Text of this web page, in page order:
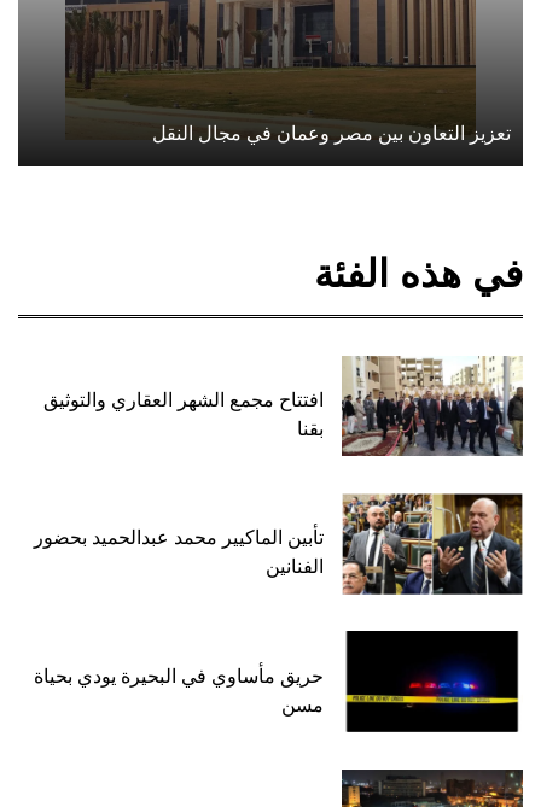
تعزيز التعاون بين مصر وعمان في مجال النقل
في هذه الفئة
افتتاح مجمع الشهر العقاري والتوثيق
بقنا
تأبين الماكيير محمد عبدالحميد بحضور
الفنانين
حريق مأساوي في البحيرة يودي بحياة
مسن